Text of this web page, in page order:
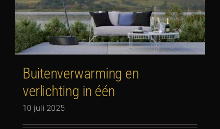
Buitenverwarming en
verlichting in één
10 juli 2025